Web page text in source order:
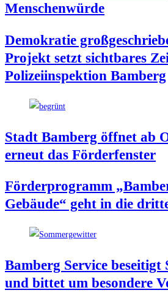
Menschenwürde
Demo­kra­tie
Pro­jekt setzt sicht­ba­res
Poli­zei­in­spek­ti­on Bamberg
Stadt Bam­berg öff­net ab
erneut das Förderfenster
För­der­pro­gramm
Gebäu­de“ geht in die
Bam­berg Ser­vice besei­tigt
und bit­tet um beson­de­re